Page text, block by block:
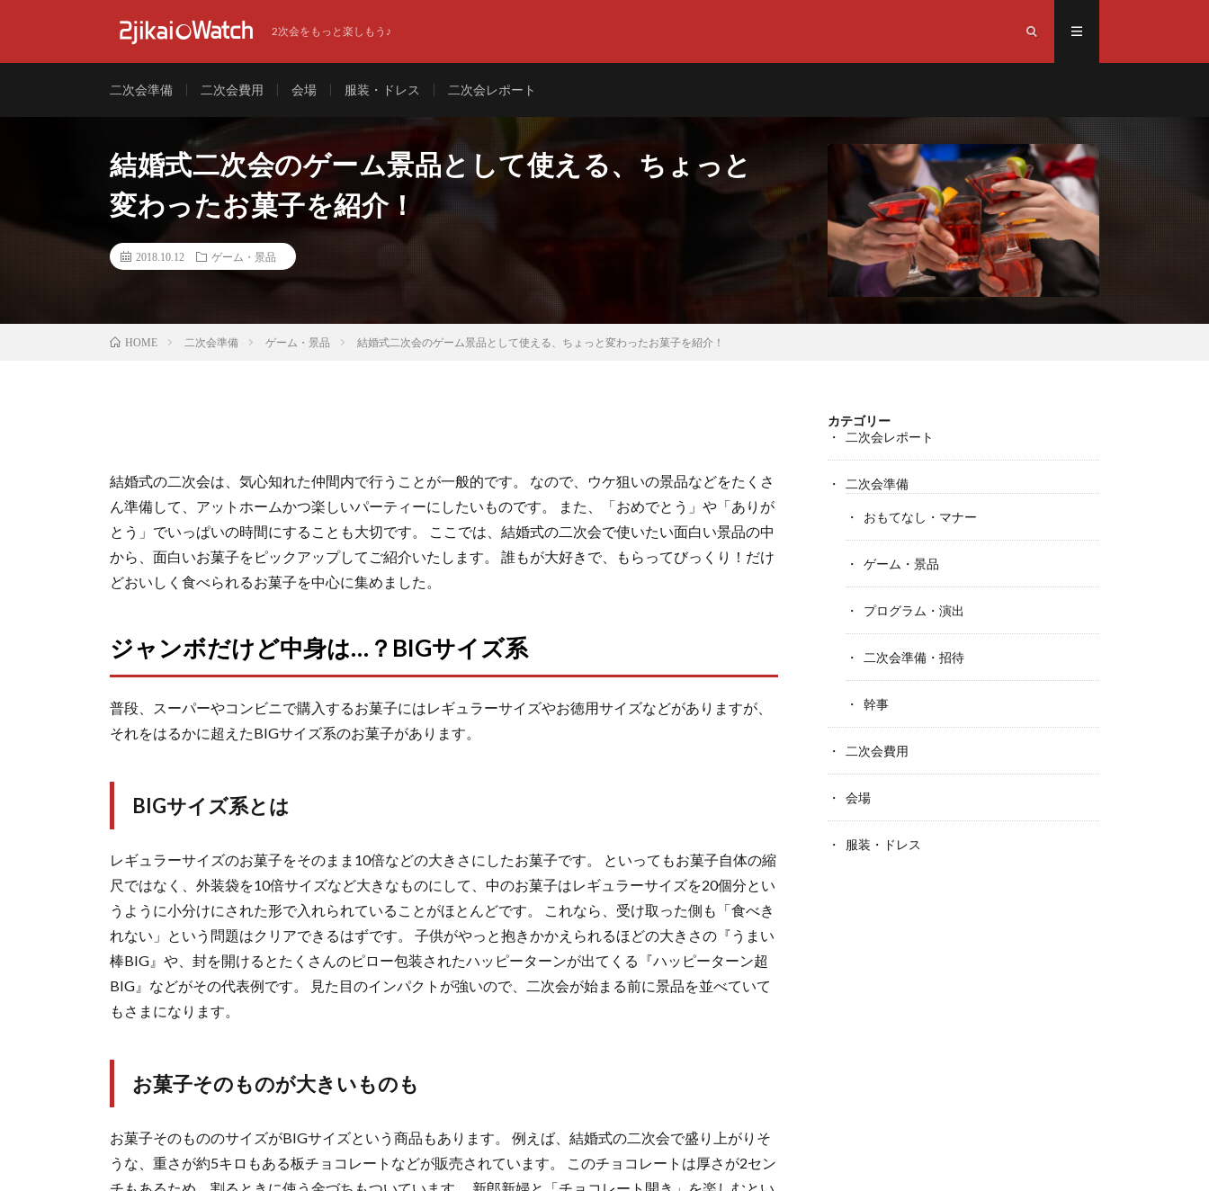
2次会をもっと楽しもう♪
二次会準備 二次会費用 会場 服装・ドレス 二次会レポート
結婚式二次会のゲーム景品として使える、ちょっと
変わったお菓子を紹介！
2018.10.12 ゲーム・景品
HOME 二次会準備 ゲーム・景品 結婚式二次会のゲーム景品として使える、ちょっと変わったお菓子を紹介！
結婚式の二次会は、気心知れた仲間内で行うことが一般的です。 なので、ウケ狙いの景品などをたくさ
ん準備して、アットホームかつ楽しいパーティーにしたいものです。 また、「おめでとう」や「ありが
とう」でいっぱいの時間にすることも大切です。 ここでは、結婚式の二次会で使いたい面白い景品の中
から、面白いお菓子をピックアップしてご紹介いたします。 誰もが大好きで、もらってびっくり！だけ
どおいしく食べられるお菓子を中心に集めました。
ジャンボだけど中身は…？BIGサイズ系
普段、スーパーやコンビニで購入するお菓子にはレギュラーサイズやお徳用サイズなどがありますが、
それをはるかに超えたBIGサイズ系のお菓子があります。
BIGサイズ系とは
レギュラーサイズのお菓子をそのまま10倍などの大きさにしたお菓子です。 といってもお菓子自体の縮
尺ではなく、外装袋を10倍サイズなど大きなものにして、中のお菓子はレギュラーサイズを20個分とい
うように小分けにされた形で入れられていることがほとんどです。 これなら、受け取った側も「食べき
れない」という問題はクリアできるはずです。 子供がやっと抱きかかえられるほどの大きさの『うまい
棒BIG』や、封を開けるとたくさんのピロー包装されたハッピーターンが出てくる『ハッピーターン超
BIG』などがその代表例です。 見た目のインパクトが強いので、二次会が始まる前に景品を並べていて
もさまになります。
お菓子そのものが大きいものも
お菓子そのもののサイズがBIGサイズという商品もあります。 例えば、結婚式の二次会で盛り上がりそ
うな、重さが約5キロもある板チョコレートなどが販売されています。 このチョコレートは厚さが2セン
カテゴリー
二次会レポート
二次会準備
おもてなし・マナー
ゲーム・景品
プログラム・演出
二次会準備・招待
幹事
二次会費用
会場
服装・ドレス